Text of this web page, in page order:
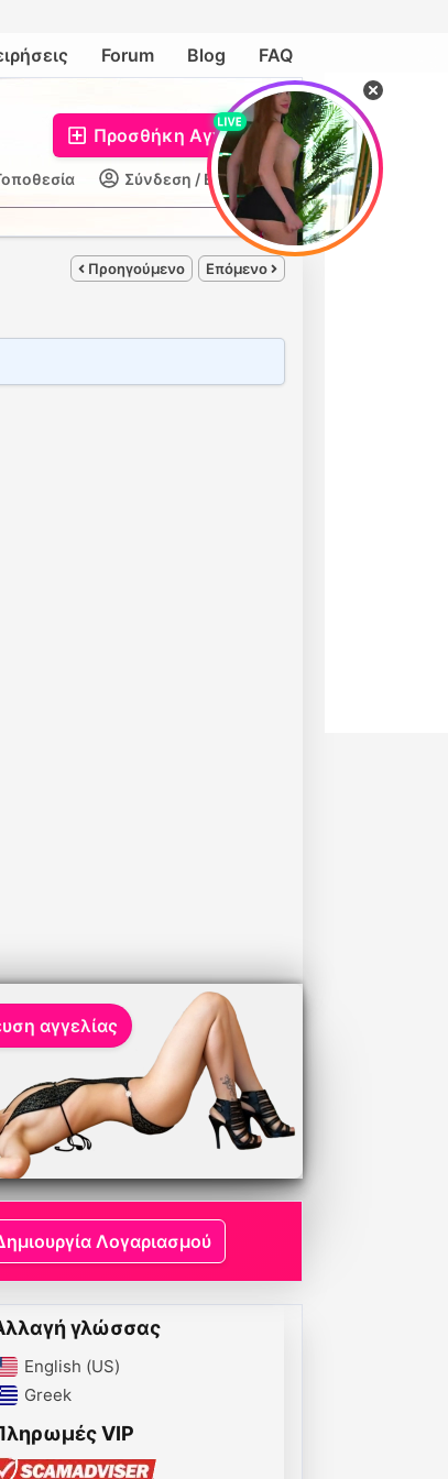
Forum Blog FAQ
Προσθήκη Αγγελίας
Σύνδεση / Εγγραφή
Προηγούμενο Επόμενο
αγγελίας
Λογαριασμού
γλώσσας
English (US)‎
Greek‎
VIP